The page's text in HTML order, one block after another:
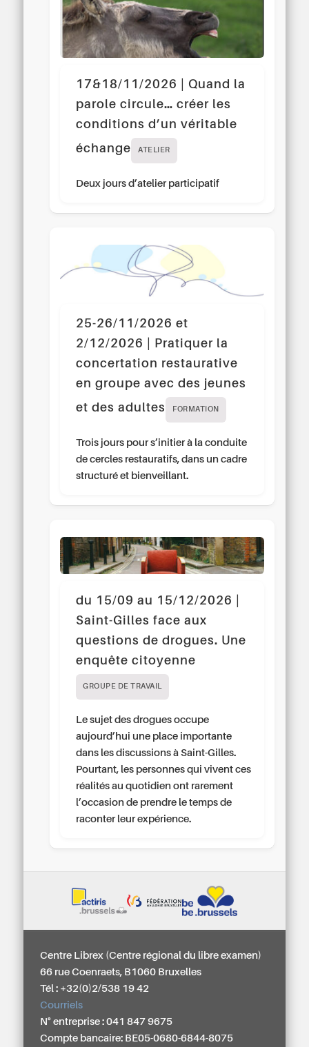
17&18/11/2026 | Quand la
parole circule… créer les
conditions d’un véritable
échange
ATELIER
Deux jours d’atelier participatif
25-26/11/2026 et
2/12/2026 | Pratiquer la
concertation restaurative
en groupe avec des jeunes
et des adultes
FORMATION
Trois jours pour s’initier à la conduite
de cercles restauratifs, dans un cadre
structuré et bienveillant.
du 15/09 au 15/12/2026 |
Saint-Gilles face aux
questions de drogues. Une
enquête citoyenne
GROUPE DE TRAVAIL
Le sujet des drogues occupe
aujourd’hui une place importante
dans les discussions à Saint-Gilles.
Pourtant, les personnes qui vivent ces
réalités au quotidien ont rarement
l’occasion de prendre le temps de
raconter leur expérience.
Centre Librex (Centre régional du libre examen)
66 rue Coenraets, B1060 Bruxelles
Tél : +32(0)2/538 19 42
Courriels
N° entreprise : 041 847 9675
Compte bancaire: BE05-0680-6844-8075